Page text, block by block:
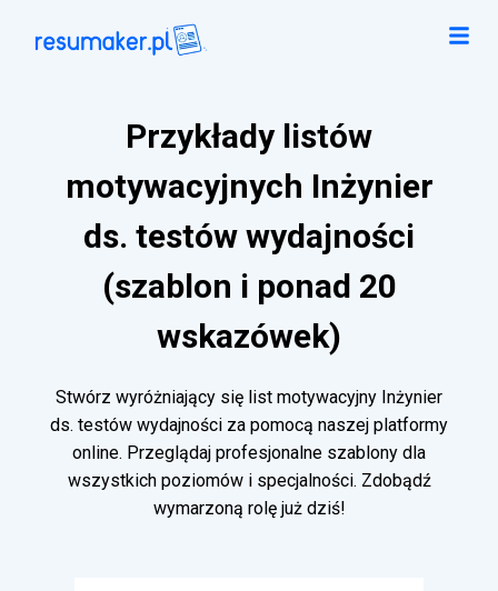
Przykłady listów
motywacyjnych Inżynier
ds. testów wydajności
(szablon i ponad 20
wskazówek)
Stwórz wyróżniający się list motywacyjny Inżynier
ds. testów wydajności za pomocą naszej platformy
online. Przeglądaj profesjonalne szablony dla
wszystkich poziomów i specjalności. Zdobądź
wymarzoną rolę już dziś!